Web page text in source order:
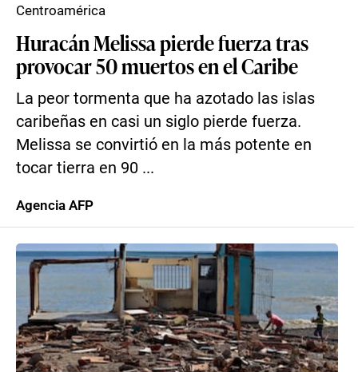
Huracán Melissa pierde fuerza tras
provocar 50 muertos en el Caribe
La peor tormenta que ha azotado las islas
caribeñas en casi un siglo pierde fuerza.
Melissa se convirtió en la más potente en
tocar tierra en 90 ...
Centroamérica
Agencia AFP